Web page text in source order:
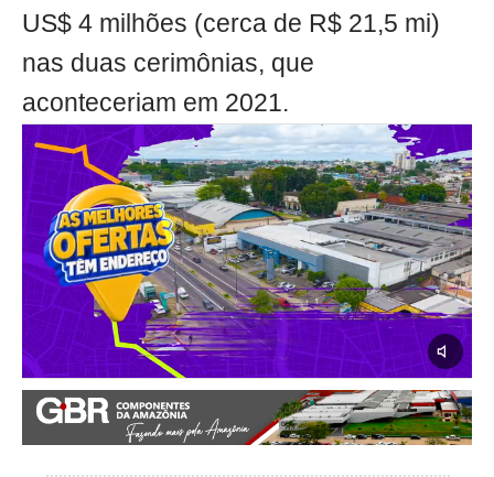
US$ 4 milhões (cerca de R$ 21,5 mi)
nas duas cerimônias, que
aconteceriam em 2021.